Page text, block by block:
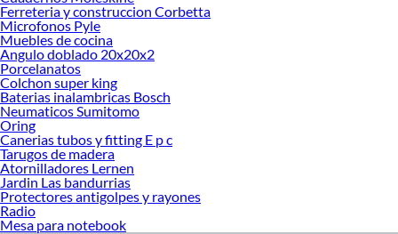
Ferreteria y construccion Corbetta
Microfonos Pyle
Muebles de cocina
Angulo doblado 20x20x2
Porcelanatos
Colchon super king
Baterias inalambricas Bosch
Neumaticos Sumitomo
Oring
Canerias tubos y fitting E p c
Tarugos de madera
Atornilladores Lernen
Jardin Las bandurrias
Protectores antigolpes y rayones
Radio
Mesa para notebook